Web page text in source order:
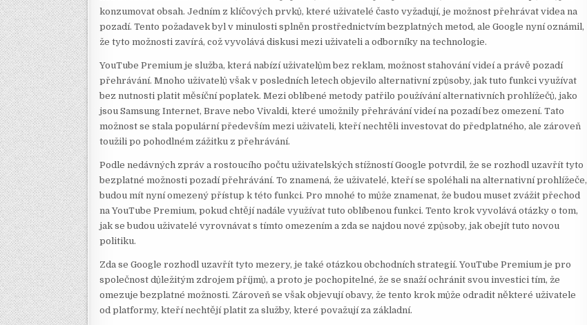
konzumovat obsah. Jedním z klíčových prvků, které uživatelé často vyžadují, je možnost přehrávat videa na
pozadí. Tento požadavek byl v minulosti splněn prostřednictvím bezplatných metod, ale Google nyní oznámil,
že tyto možnosti zavírá, což vyvolává diskusi mezi uživateli a odborníky na technologie.
YouTube Premium je služba, která nabízí uživatelům bez reklam, možnost stahování videí a právě pozadí
přehrávání. Mnoho uživatelů však v posledních letech objevilo alternativní způsoby, jak tuto funkci využívat
bez nutnosti platit měsíční poplatek. Mezi oblíbené metody patřilo používání alternativních prohlížečů, jako
jsou Samsung Internet, Brave nebo Vivaldi, které umožnily přehrávání videí na pozadí bez omezení. Tato
možnost se stala populární především mezi uživateli, kteří nechtěli investovat do předplatného, ale zároveň
toužili po pohodlném zážitku z přehrávání.
Podle nedávných zpráv a rostoucího počtu uživatelských stížností Google potvrdil, že se rozhodl uzavřít tyto
bezplatné možnosti pozadí přehrávání. To znamená, že uživatelé, kteří se spoléhali na alternativní prohlížeče,
budou mít nyní omezený přístup k této funkci. Pro mnohé to může znamenat, že budou muset zvážit přechod
na YouTube Premium, pokud chtějí nadále využívat tuto oblíbenou funkci. Tento krok vyvolává otázky o tom,
jak se budou uživatelé vyrovnávat s tímto omezením a zda se najdou nové způsoby, jak obejít tuto novou
politiku.
Zda se Google rozhodl uzavřít tyto mezery, je také otázkou obchodních strategií. YouTube Premium je pro
společnost důležitým zdrojem příjmů, a proto je pochopitelné, že se snaží ochránit svou investici tím, že
omezuje bezplatné možnosti. Zároveň se však objevují obavy, že tento krok může odradit některé uživatele
od platformy, kteří nechtějí platit za služby, které považují za základní.